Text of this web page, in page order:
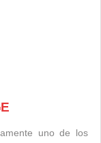
uno de los